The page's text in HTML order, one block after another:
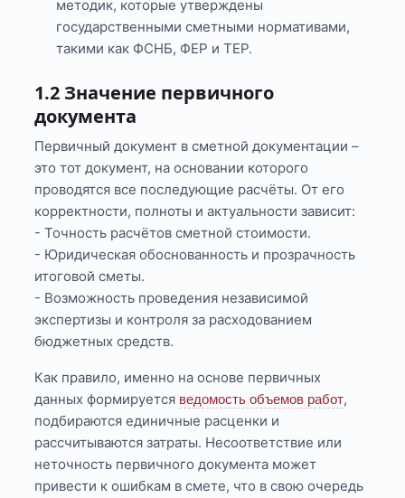
методик, которые утверждены
государственными сметными нормативами,
такими как ФСНБ, ФЕР и ТЕР.
1.2 Значение первичного
документа
Первичный документ в сметной документации –
это тот документ, на основании которого
проводятся все последующие расчёты. От его
корректности, полноты и актуальности зависит:
- Точность расчётов сметной стоимости.
- Юридическая обоснованность и прозрачность
итоговой сметы.
- Возможность проведения независимой
экспертизы и контроля за расходованием
бюджетных средств.
Как правило, именно на основе первичных
данных формируется ведомость объемов работ,
подбираются единичные расценки и
рассчитываются затраты. Несоответствие или
неточность первичного документа может
привести к ошибкам в смете, что в свою очередь